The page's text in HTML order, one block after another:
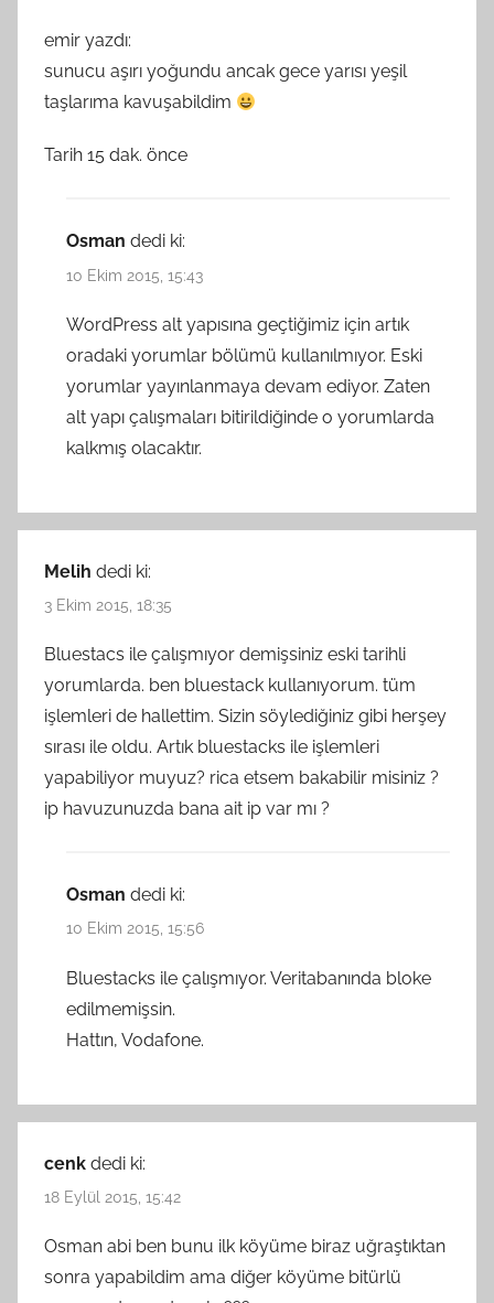
emir yazdı:
sunucu aşırı yoğundu ancak gece yarısı yeşil
taşlarıma kavuşabildim
Tarih 15 dak. önce
Osman dedi ki:
10 Ekim 2015, 15:43
WordPress alt yapısına geçtiğimiz için artık
oradaki yorumlar bölümü kullanılmıyor. Eski
yorumlar yayınlanmaya devam ediyor. Zaten
alt yapı çalışmaları bitirildiğinde o yorumlarda
kalkmış olacaktır.
Melih dedi ki:
3 Ekim 2015, 18:35
Bluestacs ile çalışmıyor demişsiniz eski tarihli
yorumlarda. ben bluestack kullanıyorum. tüm
işlemleri de hallettim. Sizin söylediğiniz gibi herşey
sırası ile oldu. Artık bluestacks ile işlemleri
yapabiliyor muyuz? rica etsem bakabilir misiniz ?
ip havuzunuzda bana ait ip var mı ?
Osman dedi ki:
10 Ekim 2015, 15:56
Bluestacks ile çalışmıyor. Veritabanında bloke
edilmemişsin.
Hattın, Vodafone.
cenk dedi ki:
18 Eylül 2015, 15:42
Osman abi ben bunu ilk köyüme biraz uğraştıktan
sonra yapabildim ama diğer köyüme bitürlü